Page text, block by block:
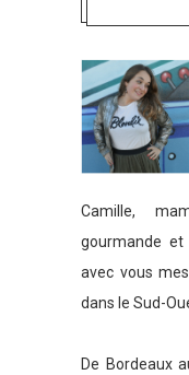
Camille,
gourmande
avec vous
dans le Sud-
De Bordeaux